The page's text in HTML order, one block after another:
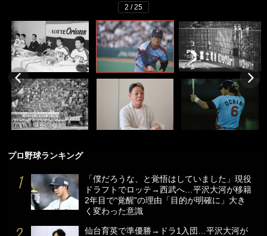
2 / 25
プロ野球ランキング
「僕だろうな、と覚悟はしていました」現役
ドラフトでロッテ→西武へ…平沢大河が移籍
2年目で“覚醒”の理由「目的が明確に」大き
く変わった意識
仙台育英で準優勝→ドラ1入団…平沢大河が